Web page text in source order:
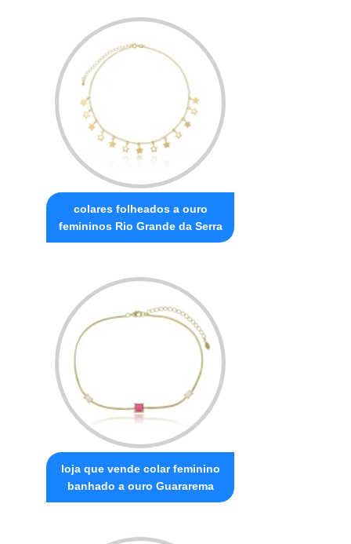
colares folheados a ouro
femininos Rio Grande da Serra
loja que vende colar feminino
banhado a ouro Guararema